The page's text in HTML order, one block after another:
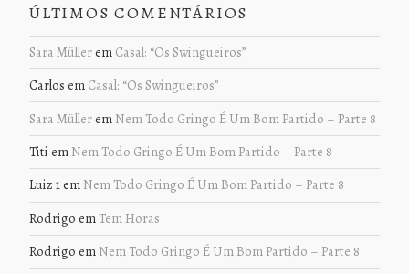
ÚLTIMOS COMENTÁRIOS
Sara Müllerem Casal: “Os Swingueiros”
Carlos em Casal: “Os Swingueiros”
Sara Müllerem Nem Todo Gringo É Um Bom Partido – Parte 8
Titi em Nem Todo Gringo É Um Bom Partido – Parte 8
Luiz 1em Nem Todo Gringo É Um Bom Partido – Parte 8
Rodrigo em Tem Horas
Rodrigo em Nem Todo Gringo É Um Bom Partido – Parte 8